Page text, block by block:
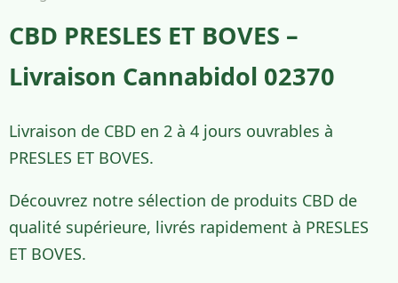
CBD PRESLES ET BOVES –
Livraison Cannabidol 02370
Livraison de CBD en 2 à 4 jours ouvrables à
PRESLES ET BOVES.
Découvrez notre sélection de produits CBD de
qualité supérieure, livrés rapidement à PRESLES
ET BOVES.